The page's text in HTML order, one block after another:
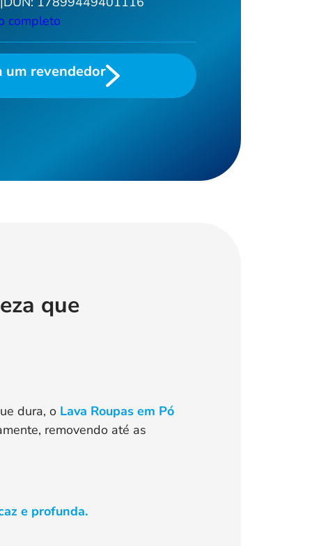
Ver todos >
completo
um revendedor
que
dura, o Lava Roupas em Pó
removendo até as
e profunda.